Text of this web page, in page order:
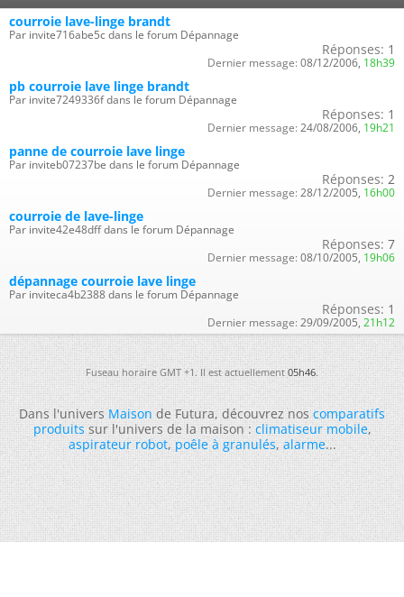
courroie lave-linge brandt
Par invite716abe5c dans le forum Dépannage
Réponses: 1
Dernier message: 08/12/2006, 18h39
pb courroie lave linge brandt
Par invite7249336f dans le forum Dépannage
Réponses: 1
Dernier message: 24/08/2006, 19h21
panne de courroie lave linge
Par inviteb07237be dans le forum Dépannage
Réponses: 2
Dernier message: 28/12/2005, 16h00
courroie de lave-linge
Par invite42e48dff dans le forum Dépannage
Réponses: 7
Dernier message: 08/10/2005, 19h06
dépannage courroie lave linge
Par inviteca4b2388 dans le forum Dépannage
Réponses: 1
Dernier message: 29/09/2005, 21h12
Fuseau horaire GMT +1. Il est actuellement05h46.
Dans l'universMaisonde Futura, découvrez noscomparatifs
produitssur l'univers de la maison :climatiseur mobile,
aspirateur robot,poêle à granulés,alarme...